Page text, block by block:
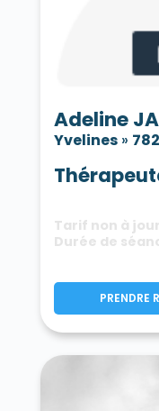
Villepreux 78450
Villiers-le-
Villiers-Saint-
Voisins-le-
Adeline
Yvelines»
Tarif non à jour
Durée de
PRENDRE